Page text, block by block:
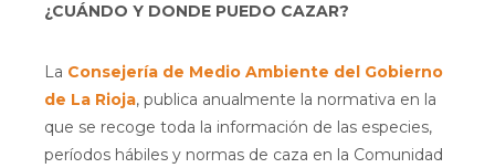
¿CUÁNDO Y DONDE PUEDO CAZAR?
La Consejería de Medio Ambiente del Gobierno
de La Rioja, publica anualmente la normativa en la
que se recoge toda la información de las especies,
períodos hábiles y normas de caza en la Comunidad